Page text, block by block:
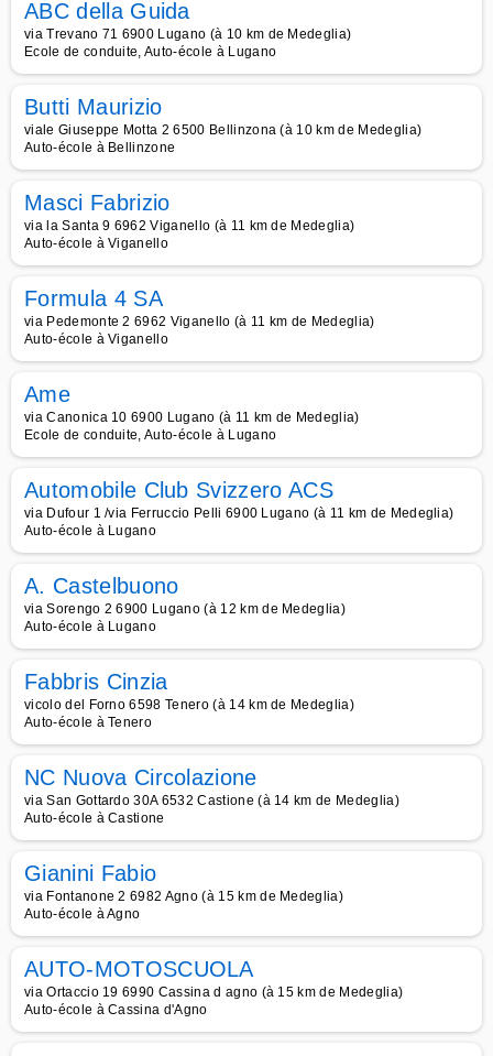
ABC della Guida
via Trevano 71 6900 Lugano (à 10 km de Medeglia)
Ecole de conduite, Auto-école à Lugano
Butti Maurizio
viale Giuseppe Motta 2 6500 Bellinzona (à 10 km de Medeglia)
Auto-école à Bellinzone
Masci Fabrizio
via la Santa 9 6962 Viganello (à 11 km de Medeglia)
Auto-école à Viganello
Formula 4 SA
via Pedemonte 2 6962 Viganello (à 11 km de Medeglia)
Auto-école à Viganello
Ame
via Canonica 10 6900 Lugano (à 11 km de Medeglia)
Ecole de conduite, Auto-école à Lugano
Automobile Club Svizzero ACS
via Dufour 1 /via Ferruccio Pelli 6900 Lugano (à 11 km de Medeglia)
Auto-école à Lugano
A. Castelbuono
via Sorengo 2 6900 Lugano (à 12 km de Medeglia)
Auto-école à Lugano
Fabbris Cinzia
vicolo del Forno 6598 Tenero (à 14 km de Medeglia)
Auto-école à Tenero
NC Nuova Circolazione
via San Gottardo 30A 6532 Castione (à 14 km de Medeglia)
Auto-école à Castione
Gianini Fabio
via Fontanone 2 6982 Agno (à 15 km de Medeglia)
Auto-école à Agno
AUTO-MOTOSCUOLA
via Ortaccio 19 6990 Cassina d agno (à 15 km de Medeglia)
Auto-école à Cassina d'Agno